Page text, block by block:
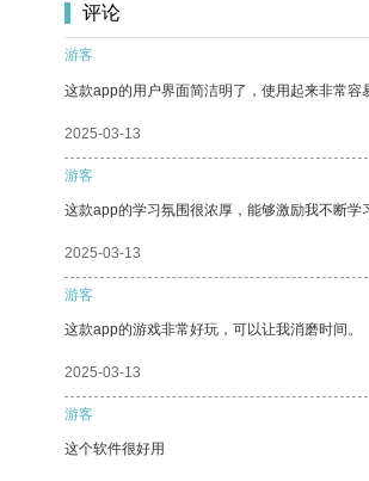
评论
游客
这款app的用户界面简洁明了，使用起来非常容
2025-03-13
游客
这款app的学习氛围很浓厚，能够激励我不断学
2025-03-13
游客
这款app的游戏非常好玩，可以让我消磨时间。
2025-03-13
游客
这个软件很好用